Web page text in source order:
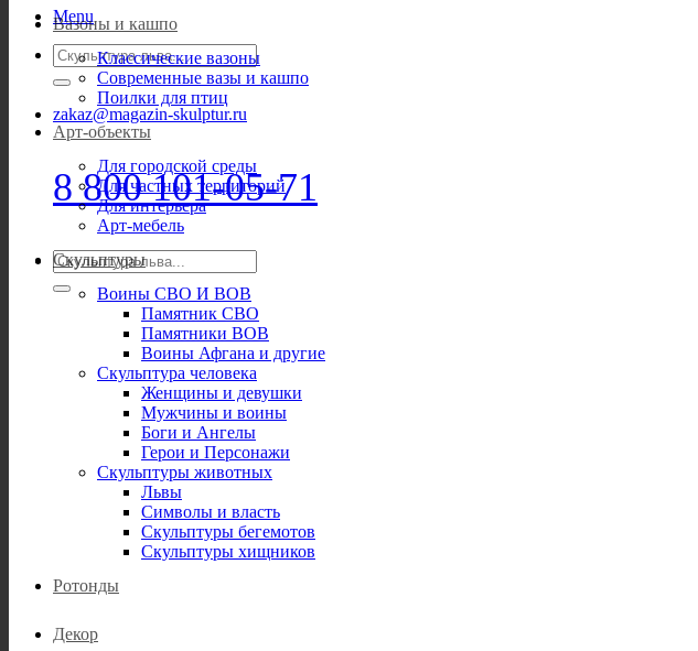
Menu
Искать:
zakaz@magazin-skulptur.ru
8 800 101-05-71
Искать:
Вазоны и кашпо
Классические вазоны
Современные вазы и кашпо
Поилки для птиц
Арт-объекты
Для городской среды
Для частных территорий
Для интерьера
Арт-мебель
Скульптуры
Воины СВО И ВОВ
Памятник СВО
Памятники ВОВ
Воины Афгана и другие
Скульптура человека
Женщины и девушки
Мужчины и воины
Боги и Ангелы
Герои и Персонажи
Скульптуры животных
Львы
Символы и власть
Скульптуры бегемотов
Скульптуры хищников
Ротонды
Декор